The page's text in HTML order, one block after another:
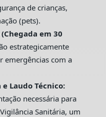
de crianças,
(pets).
em 30
estrategicamente
emergências com a
Laudo Técnico:
necessária para
Sanitária, um